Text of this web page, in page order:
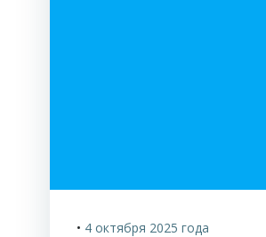
• 4 октября 2025 года